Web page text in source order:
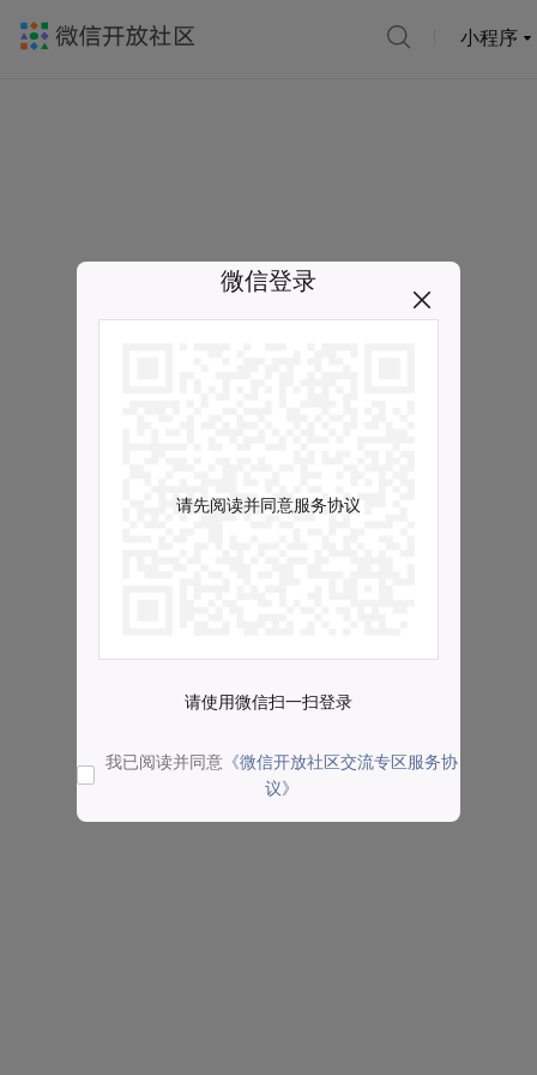
小程序
微信登录
请先阅读并同意服务协议
请使用微信扫一扫登录
我已阅读并同意 《微信开放社区交流专区服务协
议》